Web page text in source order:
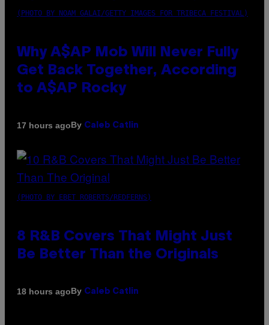
(PHOTO BY NOAM GALAI/GETTY IMAGES FOR TRIBECA FESTIVAL)
Why A$AP Mob Will Never Fully
Get Back Together, According
to A$AP Rocky
17 hours agoBy Caleb Catlin
(PHOTO BY EBET ROBERTS/REDFERNS)
8 R&B Covers That Might Just
Be Better Than the Originals
18 hours agoBy Caleb Catlin